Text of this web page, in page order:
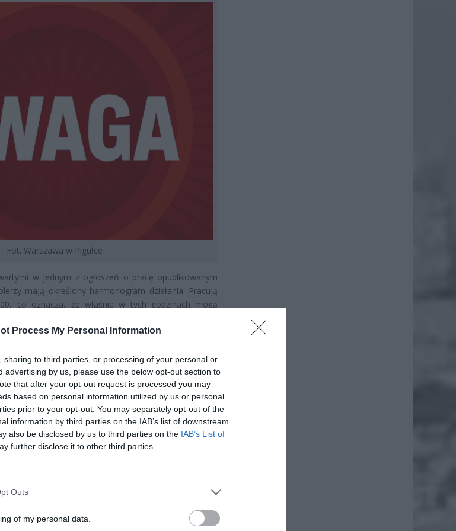
Process My Personal Information
sharing to third parties, or processing of your personal or
advertising by us, please use the below opt-out section to
that after your opt-out request is processed you may
based on personal information utilized by us or personal
prior to your opt-out. You may separately opt-out of the
information by third parties on the IAB’s list of downstream
also be disclosed by us to third parties on the IAB’s List of
further disclose it to other third parties.
Outs
of my personal data.
Fot. Warszawa w Pigułce
w jednym z ogłoszeń o pracę opublikowanym
mają określony harmonogram działania. Pracują
co oznacza, że właśnie w tych godzinach mogą
są zdecydowanie rzadsze niż w firmach czy
dłuższy czas nie opłacał abonamentu lub pojawiły
urządzenia bez zgłoszenia.
ad